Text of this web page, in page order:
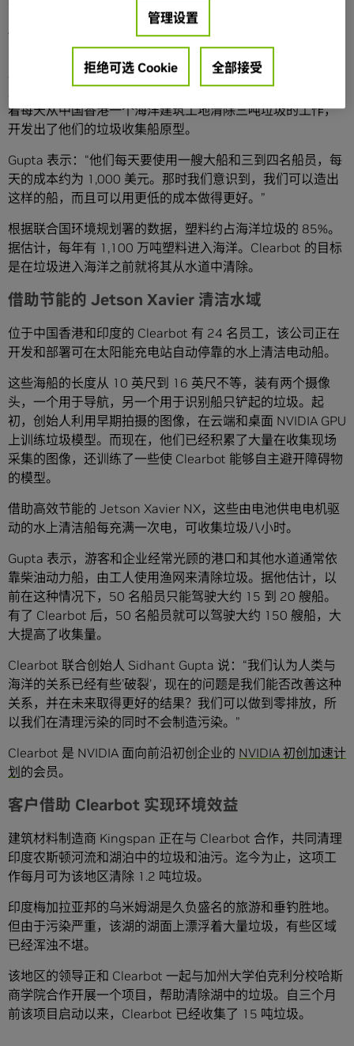
他说，在 2021 年推出 Clearbot 之前，这对大学好友在一个
网站上发布了他们尚处于概念验证阶段的垃圾收集船，然
后，他们就忘了这件事，毕业后开始了自己的工作。一年
后，一家海洋建筑公司提出了一个水上清洁项目，两人围绕
着每天从中国香港一个海洋建筑工地清除三吨垃圾的工作，
开发出了他们的垃圾收集船原型。
Gupta 表示：“他们每天要使用一艘大船和三到四名船员，每
天的成本约为 1,000 美元。那时我们意识到，我们可以造出
这样的船，而且可以用更低的成本做得更好。”
根据联合国环境规划署的数据，塑料约占海洋垃圾的 85%。
据估计，每年有 1,100 万吨塑料进入海洋。Clearbot 的目标
是在垃圾进入海洋之前就将其从水道中清除。
借助节能的 Jetson Xavier 清洁水域
位于中国香港和印度的 Clearbot 有 24 名员工，该公司正在
开发和部署可在太阳能充电站自动停靠的水上清洁电动船。
这些海船的长度从 10 英尺到 16 英尺不等，装有两个摄像
头，一个用于导航，另一个用于识别船只铲起的垃圾。起
初，创始人利用早期拍摄的图像，在云端和桌面 NVIDIA GPU
上训练垃圾模型。而现在，他们已经积累了大量在收集现场
采集的图像，还训练了一些使 Clearbot 能够自主避开障碍物
的模型。
借助高效节能的 Jetson Xavier NX，这些由电池供电电机驱
动的水上清洁船每充满一次电，可收集垃圾八小时。
Gupta 表示，游客和企业经常光顾的港口和其他水道通常依
靠柴油动力船，由工人使用渔网来清除垃圾。据他估计，以
前在这种情况下，50 名船员只能驾驶大约 15 到 20 艘船。
有了 Clearbot 后，50 名船员就可以驾驶大约 150 艘船，大
大提高了收集量。
Clearbot 联合创始人 Sidhant Gupta 说：“我们认为人类与
海洋的关系已经有些’破裂’，现在的问题是我们能否改善这种
关系，并在未来取得更好的结果？我们可以做到零排放，所
以我们在清理污染的同时不会制造污染。”
Clearbot 是 NVIDIA 面向前沿初创企业的 NVIDIA 初创加速计
划 的会员。
客户借助 Clearbot 实现环境效益
建筑材料制造商 Kingspan 正在与 Clearbot 合作，共同清理
印度农斯顿河流和湖泊中的垃圾和油污。迄今为止，这项工
作每月可为该地区清除 1.2 吨垃圾。
印度梅加拉亚邦的乌米姆湖是久负盛名的旅游和垂钓胜地。
但由于污染严重，该湖的湖面上漂浮着大量垃圾，有些区域
已经浑浊不堪。
该地区的领导正和 Clearbot 一起与加州大学伯克利分校哈斯
商学院合作开展一个项目，帮助清除湖中的垃圾。自三个月
前该项目启动以来，Clearbot 已经收集了 15 吨垃圾。
管理设置
拒绝可选 Cookie 全部接受